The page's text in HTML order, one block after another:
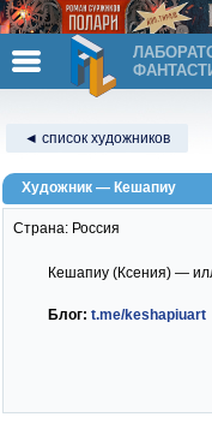
◄ список художников
Художник — Кешапиу
Страна: Россия
Кешапиу (Ксения) —
Блог: t.me/keshapiuart